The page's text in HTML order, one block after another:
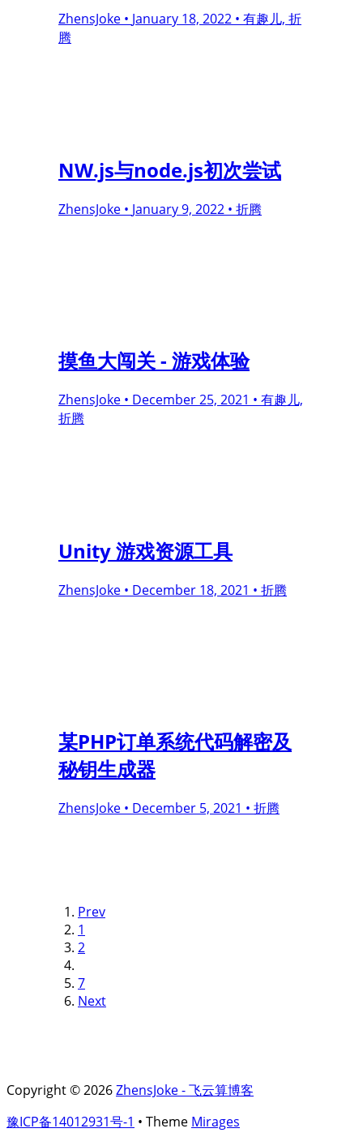
ZhensJoke • January 18, 2022 • 有趣儿, 折
腾
NW.js与node.js初次尝试
ZhensJoke • January 9, 2022 • 折腾
摸鱼大闯关 - 游戏体验
ZhensJoke • December 25, 2021 • 有趣儿,
折腾
Unity 游戏资源工具
ZhensJoke • December 18, 2021 • 折腾
某PHP订单系统代码解密及
秘钥生成器
ZhensJoke • December 5, 2021 • 折腾
Prev
1
2
7
Next
Copyright © 2026ZhensJoke - 飞云算博客
豫ICP备14012931号-1 • Theme Mirages